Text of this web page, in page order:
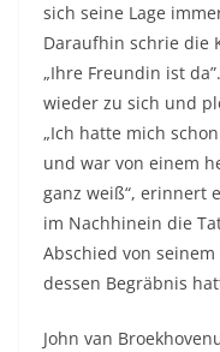
sich seine Lage
Daraufhin schrie die
„Ihre Freundin ist
wieder zu sich und
„Ich hatte mich
und war von einem
ganz weiß“, erinnert
im Nachhinein die
Abschied von
dessen Begräbnis
John van